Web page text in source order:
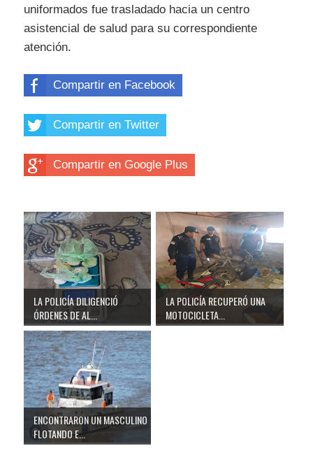
uniformados fue trasladado hacia un centro
asistencial de salud para su correspondiente
atención.
Compartir en Facebook
Compartir en Twitter
Compartir en Google Plus
LA POLICÍA DILIGENCIÓ
ÓRDENES DE AL...
LA POLICÍA RECUPERÓ UNA
MOTOCICLETA...
ENCONTRARON UN MASCULINO
FLOTANDO E...